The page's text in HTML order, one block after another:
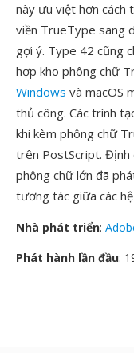
này ưu việt hơn cách
viền TrueType sang
gợi ý. Type 42 cũng
hợp kho phông chữ
Windows và macOS
thủ công. Các trình
khi kèm phông chữ
trên PostScript. Định
phông chữ lớn đã
tương tác giữa các
Nhà phát triển:
Phát hành lần đầu: